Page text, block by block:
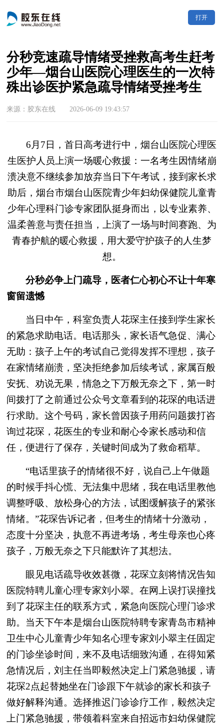
打开
分秒竞速疏导情绪受挫救高考生赶考
少年—烟台山医院心理医生的一次特
殊出诊医护紧急疏导情绪受挫考生
来源：胶东在线 2026-06-09 19:43:57
6月7日，首日高考进行中，烟台山医院心理医
生医护人员上演一场暖心救援：一名考生因情绪崩
溃决意不继续参加放弃当日下午考试，接到家长求
助后，烟台市烟台山医院青少年妇幼保健院儿童青
少年心理科门诊专家团队挺身而出，以专业素养、
温柔善意与责任担当，上演了一场与时间赛跑、为
青春护航的暖心救援，用大爱守护孩子的人生梦
想。
分秒必争上门疏导，医者仁心初心不让十年寒
窗留遗憾
当日中午，科室负责人花琛主任接到学生家长
的紧急求助电话。电话那头，家长语气急促、满心
无助：孩子上午的考试自己觉得发挥不理想，孩子
在家情绪崩溃，坚决拒绝参加后续考试，家属百般
安抚、劝说无果，情急之下万般无奈之下，第一时
间拨打了之前通过公众号文章看到的花琛的电话进
行求助。这个号码，家长曾因孩子用药问题拨打咨
询过花琛，花医生的专业和耐心令家长感动和信
任，便进行了保存，关键时间成为了救命稻草。
“电话里孩子的情绪很不好，说自己上午做题
的时候手抖心慌、无法集中思绪，我在电话里教他
调整呼吸、放松身心的方法，试图缓解孩子的紧张
情绪。”花琛告诉记者，但考生的情绪十分激动，
态度十分坚决，执意不再进考场，考生母亲也心疼
孩子，万般无奈之下只能默许了其想法。
眼见电话疏导收效甚微，花琛立刻将情况告知
医院特聘儿童心理专家刘小翠。在网上误打误撞找
到了花琛主任的联系方式，紧急向医院心理门诊求
助。当天下午本是烟台山医院特聘专家青岛市精神
卫生中心儿童青少年知名心理专家刘小翠主任固定
的门诊坐诊时间，来不及电话细致沟通，在得知紧
急情况后，刘主任当即毅然决定上门紧急驰援，请
花琛2点起替她坐在门诊跟下午就诊的家长和孩子
做好解释沟通。选择推迟门诊诊疗工作，毅然决定
上门紧急驰援，带领着科室来自招远市妇幼保健院